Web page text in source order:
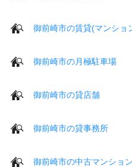
御前崎市の賃貸(マンショ
御前崎市の月極駐車場
御前崎市の貸店舗
御前崎市の貸事務所
御前崎市の中古マンション